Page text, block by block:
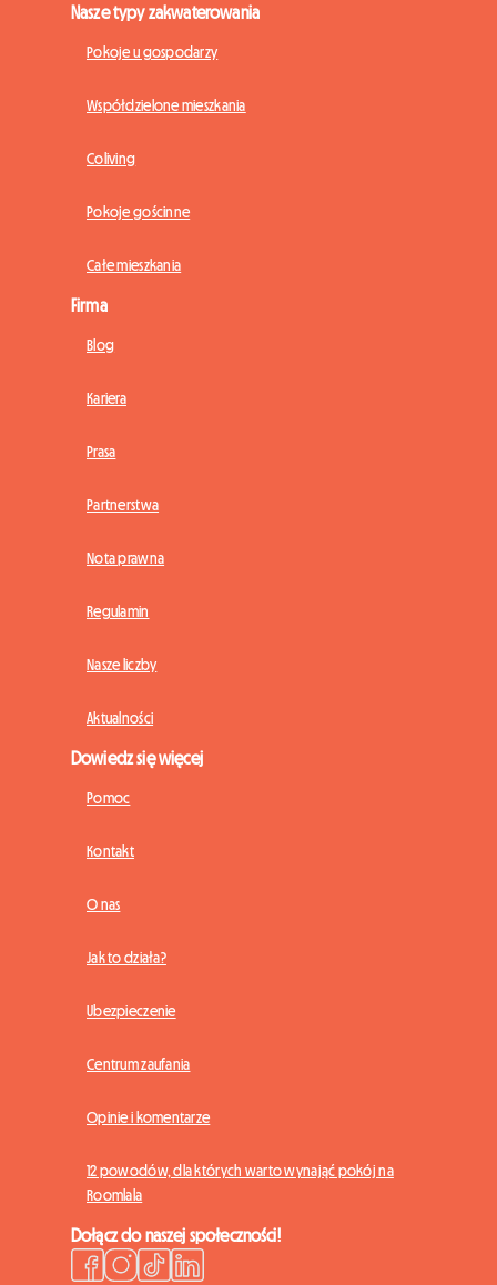
Nasze typy zakwaterowania
Pokoje u gospodarzy
Współdzielone mieszkania
Coliving
Pokoje gościnne
Całe mieszkania
Firma
Blog
Kariera
Prasa
Partnerstwa
Nota prawna
Regulamin
Nasze liczby
Aktualności
Dowiedz się więcej
Pomoc
Kontakt
O nas
Jak to działa?
Ubezpieczenie
Centrum zaufania
Opinie i komentarze
12 powodów, dla których warto wynająć pokój na
Roomlala
Dołącz do naszej społeczności!